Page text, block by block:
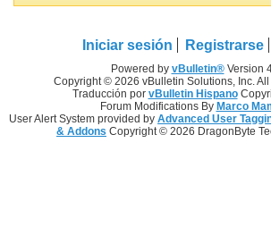
Iniciar sesión Registrarse
Powered by vBulletin®Version
Copyright © 2026 vBulletin Solutions, Inc. All
Traducción por vBulletin Hispano
Forum Modifications By Marco
User Alert System provided by Advanced User
& Addons Copyright © 2026 DragonByte